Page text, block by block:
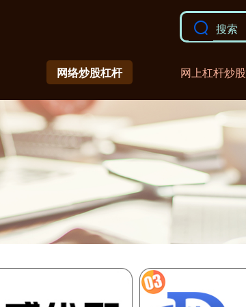
网络炒股杠杆 网上杠杆炒股